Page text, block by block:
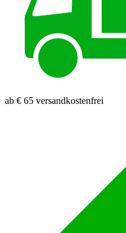
ab € 65 versandkostenfrei